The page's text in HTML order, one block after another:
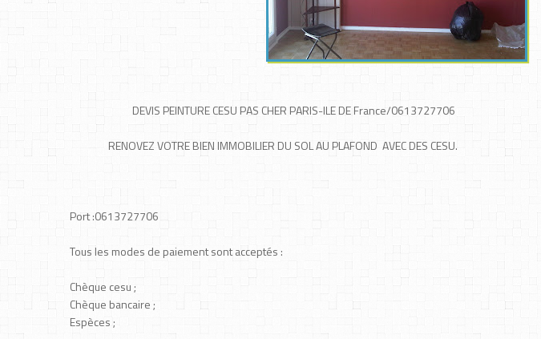
DEVIS PEINTURE CESU PAS CHER PARIS-ILE DE France/0613727706
RENOVEZ VOTRE BIEN IMMOBILIER DU SOL AU PLAFOND AVEC DES CESU.
Port :0613727706
Tous les modes de paiement sont acceptés :
Chèque cesu ;
Chèque bancaire ;
Espèces ;